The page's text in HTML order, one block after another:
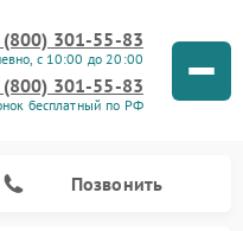
(800) 301-55-83
с 10:00 до 20:00
(800) 301-55-83
бесплатный по РФ
Позвонить